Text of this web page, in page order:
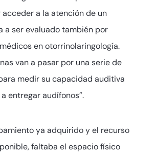
acceder a la atención de un
a ser evaluado también por
en otorrinolaringología.
van a pasar por una serie de
medir su capacidad auditiva
entregar audífonos”.
ya adquirido y el recurso
faltaba el espacio físico